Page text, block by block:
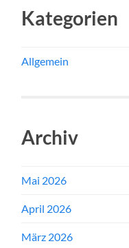
Kategorien
Allgemein
Archiv
Mai 2026
April 2026
März 2026